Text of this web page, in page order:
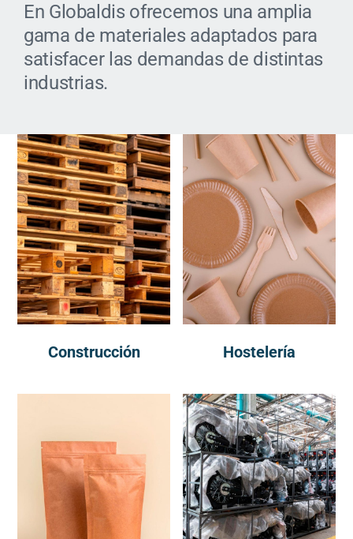
En Globaldis ofrecemos una amplia
gama de materiales adaptados para
satisfacer las demandas de distintas
industrias.
Construcción Hostelería